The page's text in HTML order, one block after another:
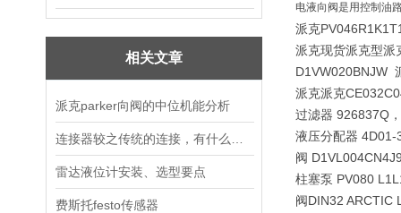
相关文章
派克parker向阀的中位机能分析
雷达液位计安装、选型要点
费斯托festo传感器
电液向阀是用控制油
派克
派克现货派克型派
D1VW020BNJW
派克派克
过滤器 926837Q，
液压分配器
阀
柱塞泵 PV080
阀DIN32 ARCTIC